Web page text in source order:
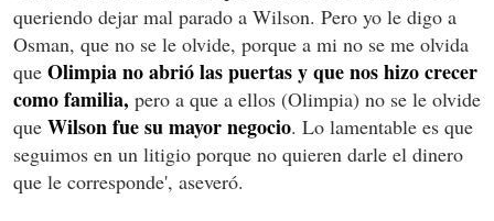
queriendo dejar mal parado a Wilson. Pero yo le digo a
Osman, que no se le olvide, porque a mi no se me olvida
que Olimpia no abrió las puertas y que nos hizo crecer
como familia, pero a que a ellos (Olimpia) no se le olvide
que Wilson fue su mayor negocio. Lo lamentable es que
seguimos en un litigio porque no quieren darle el dinero
que le corresponde', aseveró.